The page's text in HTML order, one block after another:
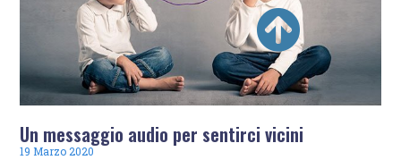
Un messaggio audio per sentirci vicini
19 Marzo 2020